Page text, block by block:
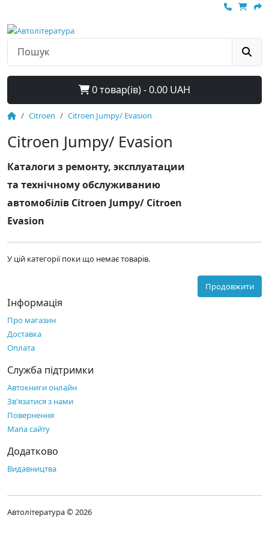
0 товар(ів) - 0.00 UAH
Citroen Citroen Jumpy/ Evasion
Citroen Jumpy/ Evasion
Каталоги з ремонту, эксплуатации
та технічному обслуживанию
автомобілів Citroen Jumpy/ Citroen
Evasion
У цій категорії поки що немає товарів.
Продовжити
Інформація
Про магазин
Доставка
Оплата
Служба підтримки
Автокниги онлайн
Зв'язатися з нами
Повернення
Мапа сайту
Додатково
Видавництва
Автолітература © 2026